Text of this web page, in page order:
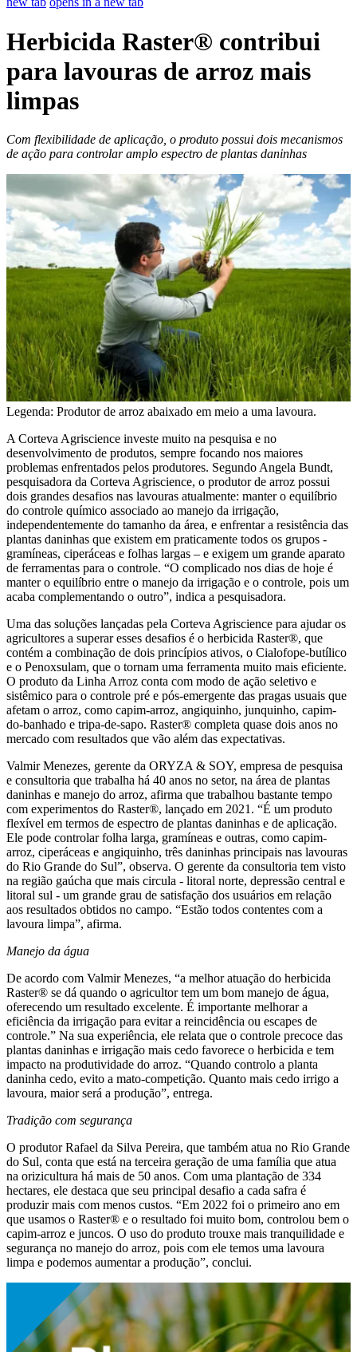
Herbicida Raster® contribui
para lavouras de arroz mais
limpas
Com flexibilidade de aplicação, o produto possui dois mecanismos
de ação para controlar amplo espectro de plantas daninhas
Legenda: Produtor de arroz abaixado em meio a uma lavoura.
A Corteva Agriscience investe muito na pesquisa e no
desenvolvimento de produtos, sempre focando nos maiores
problemas enfrentados pelos produtores. Segundo Angela Bundt,
pesquisadora da Corteva Agriscience, o produtor de arroz possui
dois grandes desafios nas lavouras atualmente: manter o equilíbrio
do controle químico associado ao manejo da irrigação,
independentemente do tamanho da área, e enfrentar a resistência das
plantas daninhas que existem em praticamente todos os grupos -
gramíneas, ciperáceas e folhas largas – e exigem um grande aparato
de ferramentas para o controle. “O complicado nos dias de hoje é
manter o equilíbrio entre o manejo da irrigação e o controle, pois um
acaba complementando o outro”, indica a pesquisadora.
Uma das soluções lançadas pela Corteva Agriscience para ajudar os
agricultores a superar esses desafios é o herbicida Raster®, que
contém a combinação de dois princípios ativos, o Cialofope-butílico
e o Penoxsulam, que o tornam uma ferramenta muito mais eficiente.
O produto da Linha Arroz conta com modo de ação seletivo e
sistêmico para o controle pré e pós-emergente das pragas usuais que
afetam o arroz, como capim-arroz, angiquinho, junquinho, capim-
do-banhado e tripa-de-sapo. Raster® completa quase dois anos no
mercado com resultados que vão além das expectativas.
Valmir Menezes, gerente da ORYZA & SOY, empresa de pesquisa
e consultoria que trabalha há 40 anos no setor, na área de plantas
daninhas e manejo do arroz, afirma que trabalhou bastante tempo
com experimentos do Raster®, lançado em 2021. “É um produto
flexível em termos de espectro de plantas daninhas e de aplicação.
Ele pode controlar folha larga, gramíneas e outras, como capim-
arroz, ciperáceas e angiquinho, três daninhas principais nas lavouras
do Rio Grande do Sul”, observa. O gerente da consultoria tem visto
na região gaúcha que mais circula - litoral norte, depressão central e
litoral sul - um grande grau de satisfação dos usuários em relação
aos resultados obtidos no campo. “Estão todos contentes com a
lavoura limpa”, afirma.
Manejo da água
De acordo com Valmir Menezes, “a melhor atuação do herbicida
Raster® se dá quando o agricultor tem um bom manejo de água,
oferecendo um resultado excelente. É importante melhorar a
eficiência da irrigação para evitar a reincidência ou escapes de
controle.” Na sua experiência, ele relata que o controle precoce das
plantas daninhas e irrigação mais cedo favorece o herbicida e tem
impacto na produtividade do arroz. “Quando controlo a planta
daninha cedo, evito a mato-competição. Quanto mais cedo irrigo a
lavoura, maior será a produção”, entrega.
Tradição com segurança
O produtor Rafael da Silva Pereira, que também atua no Rio Grande
do Sul, conta que está na terceira geração de uma família que atua
na orizicultura há mais de 50 anos. Com uma plantação de 334
hectares, ele destaca que seu principal desafio a cada safra é
produzir mais com menos custos. “Em 2022 foi o primeiro ano em
que usamos o Raster® e o resultado foi muito bom, controlou bem o
capim-arroz e juncos. O uso do produto trouxe mais tranquilidade e
segurança no manejo do arroz, pois com ele temos uma lavoura
limpa e podemos aumentar a produção”, conclui.